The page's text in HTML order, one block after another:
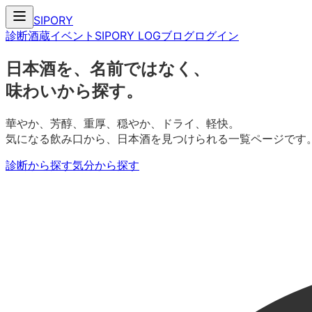
SIPORY
診断酒蔵イベント SIPORY LOGブログログイン
日本酒を、名前ではなく、
味わいから探す。
華やか、芳醇、重厚、穏やか、ドライ、軽快。
気になる飲み口から、日本酒を見つけられる一覧ページです
診断から探す気分から探す